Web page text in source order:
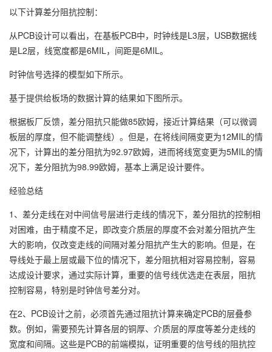
以下计算差分阻抗控制：
从PCB设计可以看出，在基板PCB中，时钟线是L3层，USB数据线
是L2层，线宽度都是6MIL，间距是6MIL。
时钟信号选择的模型如下所示。
基于提供给板场的数据计算的结果如下图所示。
根据板厂反馈，差分阻抗只能做85欧姆，接近计算结果（可以微调
板层的厚度，但不能调整线）。但是，在将线间隔变更为12MIL的情
况下，计算出的差分阻抗为92.97欧姆，进而将线宽变更为5MIL的情
况下，差分阻抗为98.99欧姆，基本上满足设计要件。
经验总结
1、差分走线在对中间信号层进行走线的情况下，差分阻抗的控制相
对困难，由于精度不足，即改变介质层的厚度不会对差分阻抗产生
大的影响，仅改变走线的间隔对差分阻抗产生大的影响。但是，在
导线处于最上层或最下位的情况下，差分阻抗相对容易控制，容易
达成设计要求，通过实际计算，重要的信号线优选走在表层，阻抗
控制容易，特别是时钟信号差分对。
在2、PCB设计之前，必须首先通过阻抗计算来确定PCB的层叠参
数。例如，需要预先计算各层的铜厚、介质层的厚度等差分走线的
宽度和间隔。这些是PCB的前端模拟，证明重要的信号线的阻抗控